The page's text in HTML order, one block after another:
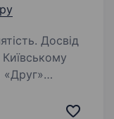
Досвід
«Друг»